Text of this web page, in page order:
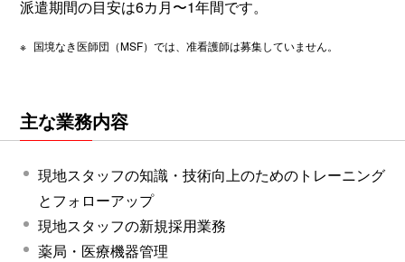
派遣期間の目安は6カ月〜1年間です。
※ 国境なき医師団（MSF）では、准看護師は募集していません。
主な業務内容
現地スタッフの知識・技術向上のためのトレーニング
とフォローアップ
現地スタッフの新規採用業務
薬局・医療機器管理